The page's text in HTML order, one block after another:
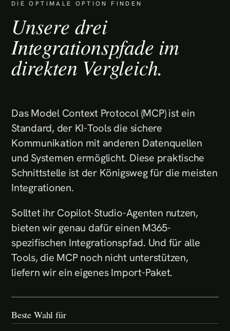
DIE OPTIMALE OPTION FINDEN
Unsere drei
Integrationspfade im
direkten Vergleich.
Das Model Context Protocol (MCP) ist ein
Standard, der KI-Tools die sichere
Kommunikation mit anderen Datenquellen
und Systemen ermöglicht. Diese praktische
Schnittstelle ist der Königsweg für die meisten
Integrationen.
Solltet ihr Copilot-Studio-Agenten nutzen,
bieten wir genau dafür einen M365-
spezifischen Integrationspfad. Und für alle
Tools, die MCP noch nicht unterstützen,
liefern wir ein eigenes Import-Paket.
Beste Wahl für